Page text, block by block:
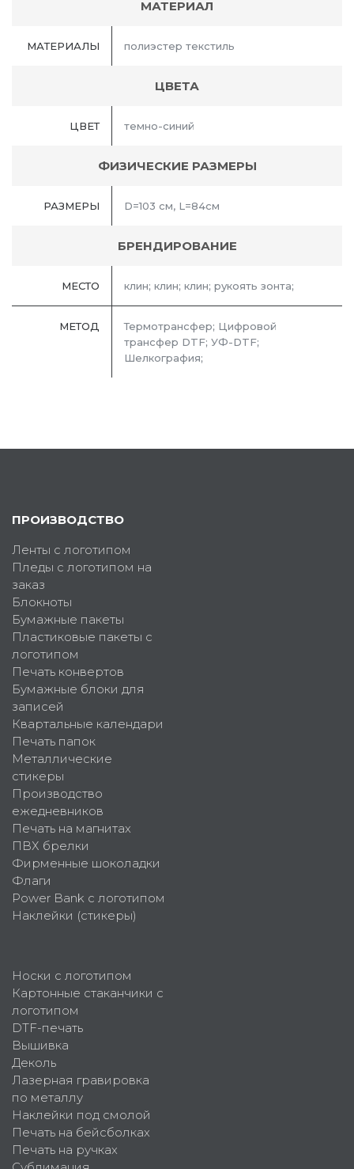
МАТЕРИАЛ
МАТЕРИАЛЫ полиэстер текстиль
ЦВЕТА
ЦВЕТ темно-синий
ФИЗИЧЕСКИЕ РАЗМЕРЫ
РАЗМЕРЫ D=103 см, L=84см
БРЕНДИРОВАНИЕ
МЕСТО клин; клин; клин; рукоять зонта;
МЕТОД
Термотрансфер; Цифровой
трансфер DTF; УФ-DTF;
Шелкография;
ПРОИЗВОДСТВО
Ленты с логотипом
Пледы с логотипом на
заказ
Блокноты
Бумажные пакеты
Пластиковые пакеты с
логотипом
Печать конвертов
Бумажные блоки для
записей
Квартальные календари
Печать папок
Металлические
стикеры
Производство
ежедневников
Печать на магнитах
ПВХ брелки
Фирменные шоколадки
Флаги
Power Bank с логотипом
Наклейки (стикеры)
Носки с логотипом
Картонные стаканчики с
логотипом
DTF-печать
Вышивка
Деколь
Лазерная гравировка
по металлу
Наклейки под смолой
Печать на бейсболках
Печать на ручках